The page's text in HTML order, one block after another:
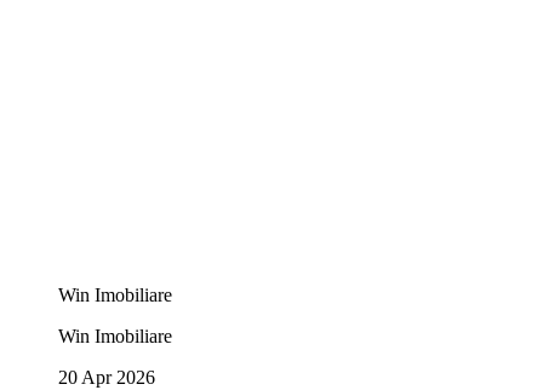
Win Imobiliare
Win Imobiliare
20 Apr 2026